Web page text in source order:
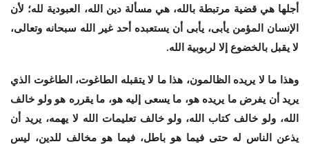
أجلها هي قضية مرتبطة بالله، هي مسألة دين الله، العبودية لله؛ لأن
الإنسان المؤمن يأبى، يأبى أن يستعبده أحد غير الله سبحانه وتعالى،
لا يقبل بالخضوع إلا لربوبية الله.
وهذا ما لا يريده الظالمون، هذا ما لا يتقبله الطاغوت، الطاغوت الذي
يريد أن يفرض ما يريده هو، ما يسعى إليه هو، ما يقرره هو ولو خالف
الله، ولو خالف كتاب الله، ولو خالف تعليمات الله لا يهمه، يريد أن
يذعن الناس له حتى فيما هو باطل، فيما هو مخالف للدين، ليس